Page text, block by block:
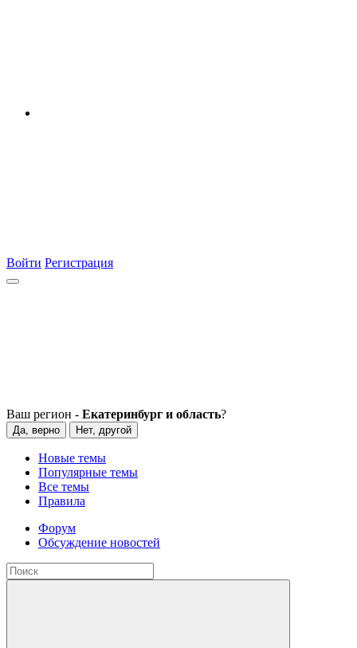
Войти Регистрация
Ваш регион - Екатеринбург и область?
Да, верно Нет, другой
Новые темы
Популярные темы
Все темы
Правила
Форум
Обсуждение новостей